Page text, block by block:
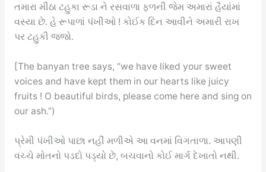
તમારા મીઠા ટહુકા રૂડા ને રસવાળા ફળની જેમ અમારાં હૈયાંમાં
વસ્યા છે. હે રૂપાળાં પંખીઓ ! કોઈક દિન આવીને અમારી રાખ
પર ટહુકી જજો.
[The banyan tree says, “we have liked your sweet
voices and have kept them in our hearts like juicy
fruits ! O beautiful birds, please come here and sing on
our ash.”)
પ્રેમી પંખીઓ પાછા નહીં મળીએ આ વનમાં વિગતાળા. આપણી
વચ્ચે મોતનો પડદો પડ્યો છે, બચવાનો કોઈ માર્ગ દેખાતો નથી.